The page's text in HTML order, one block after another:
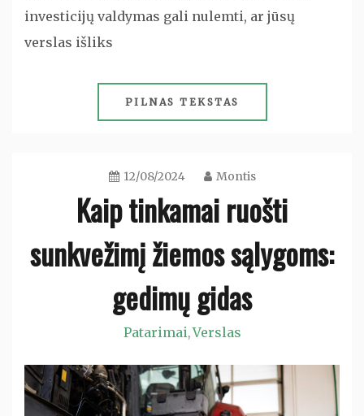
investicijų valdymas gali nulemti, ar jūsų
verslas išliks
PILNAS TEKSTAS
12/08/2024 Montis
Kaip tinkamai ruošti
sunkvežimį žiemos sąlygoms:
gedimų gidas
Patarimai,Verslas